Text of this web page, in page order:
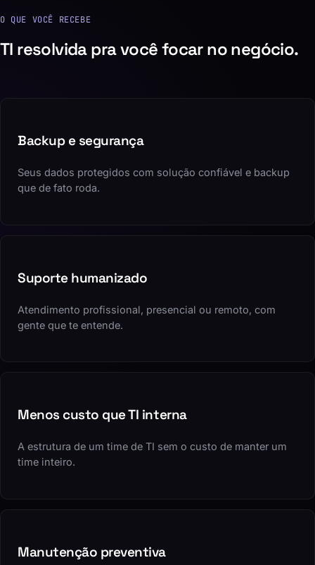
O QUE VOCÊ RECEBE
TI resolvida pra você focar no negócio.
Backup e segurança
Seus dados protegidos com solução confiável e backup
que de fato roda.
Suporte humanizado
Atendimento profissional, presencial ou remoto, com
gente que te entende.
Menos custo que TI interna
A estrutura de um time de TI sem o custo de manter um
time inteiro.
Manutenção preventiva